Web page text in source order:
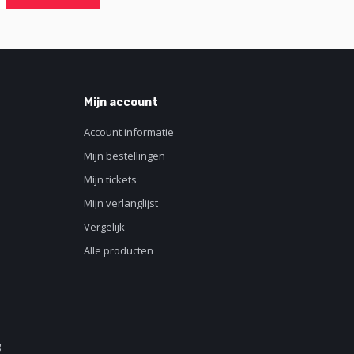
Mijn account
Account informatie
Mijn bestellingen
Mijn tickets
Mijn verlanglijst
Vergelijk
Alle producten